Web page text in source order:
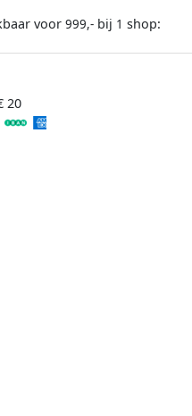
voor 999,- bij 1 shop:
20